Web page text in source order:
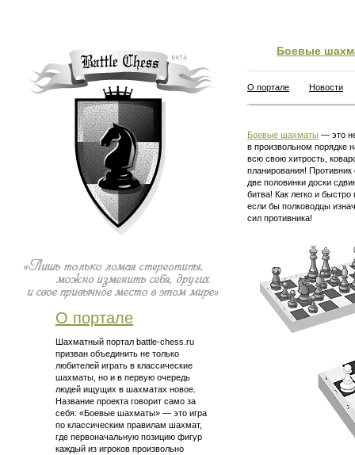
О портале
Шахматный портал battle-chess.ru
призван объединить не только
любителей играть в классические
шахматы, но и в первую очередь
людей ищущих в шахматах новое.
Название проекта говорит само за
себя: «Боевые шахматы» — это игра
по классическим правилам шахмат,
где первоначальную позицию фигур
каждый из игроков произвольно
Боевые
О портале Новости
Боевые шахматы — это
в произвольном порядке
всю свою хитрость,
планирования!
две половинки доски
битва! Как легко и
если бы полководцы
сил противника!